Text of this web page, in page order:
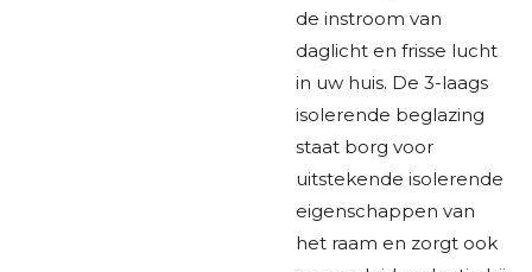
de instroom van
daglicht en frisse lucht
in uw huis. De 3-laags
isolerende beglazing
staat borg voor
uitstekende isolerende
eigenschappen van
het raam en zorgt ook